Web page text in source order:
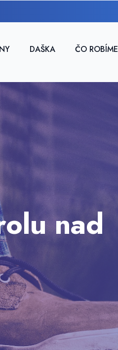
DAŠKA ČO ROBÍME
nad